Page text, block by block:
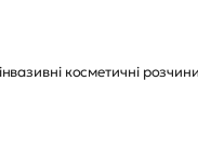
косметичні